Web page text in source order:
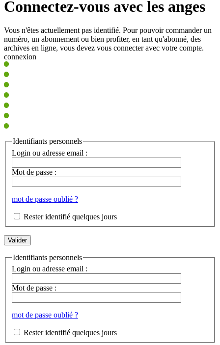
Connectez-vous avec les anges
Vous n'êtes actuellement pas identifié. Pour pouvoir commander un
numéro, un abonnement ou bien profiter, en tant qu'abonné, des
archives en ligne, vous devez vous connecter avec votre compte.
connexion
Identifiants personnels
Login ou adresse email :
Mot de passe :
mot de passe oublié ?
Rester identifié quelques jours
Identifiants personnels
Login ou adresse email :
Mot de passe :
mot de passe oublié ?
Rester identifié quelques jours